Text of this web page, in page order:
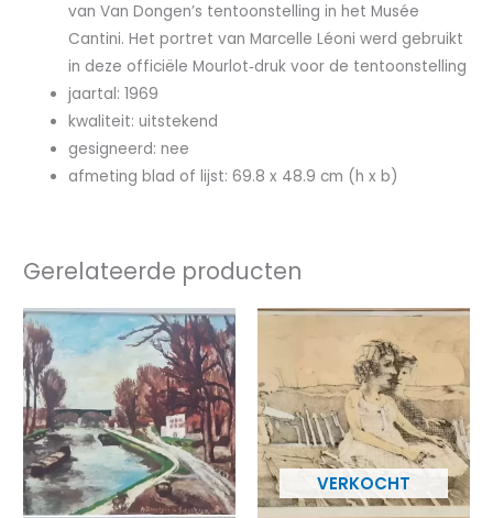
van Van Dongen’s tentoonstelling in het Musée
Cantini. Het portret van Marcelle Léoni werd gebruikt
in deze officiële Mourlot‑druk voor de tentoonstelling
jaartal: 1969
kwaliteit: uitstekend
gesigneerd: nee
afmeting blad of lijst: 69.8 x 48.9 cm (h x b)
Gerelateerde producten